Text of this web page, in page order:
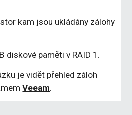
kam jsou ukládány zálohy
diskové paměti v RAID 1.
je vidět přehled záloh
Veeam.